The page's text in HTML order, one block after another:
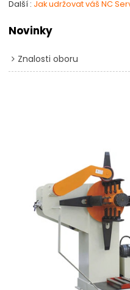
Další Jak udržovat váš NC
Novinky
Znalosti oboru